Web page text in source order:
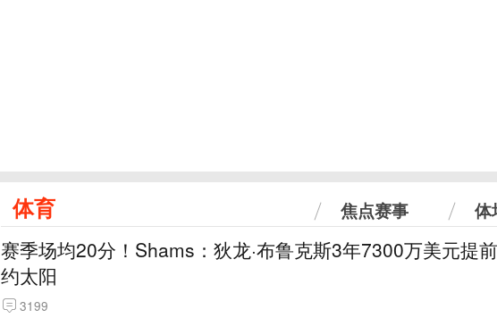
体育 焦点赛事 体
赛季场均20分！Shams：狄龙·布鲁克斯3年7300万美元提
约太阳
3199